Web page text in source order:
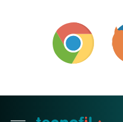
Poursuivre avec